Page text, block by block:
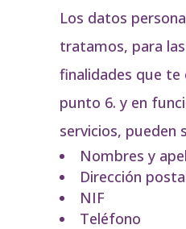
Los datos
tratamos, para
finalidades que te
punto 6. y en
servicios, pueden
Nombres y
Dirección
NIF
Teléfono